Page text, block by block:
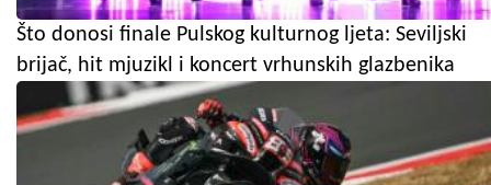
Što donosi finale Pulskog kulturnog ljeta: Seviljski
brijač, hit mjuzikl i koncert vrhunskih glazbenika